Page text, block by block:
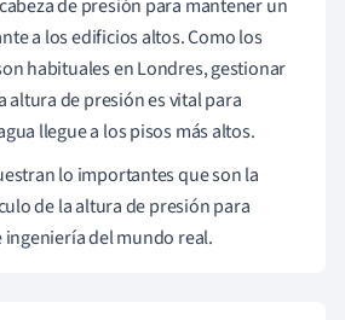
de presión para mantener un
a los edificios altos. Como los
habituales en Londres, gestionar
altura de presión es vital para
llegue a los pisos más altos.
lo importantes que son la
de la altura de presión para
ingeniería del mundo real.